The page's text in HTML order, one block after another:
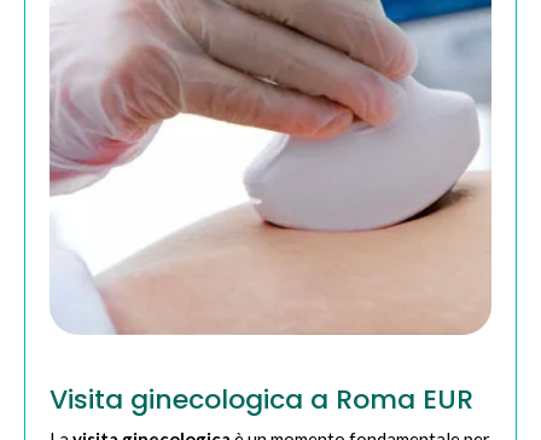
Visita ginecologica a Roma EUR